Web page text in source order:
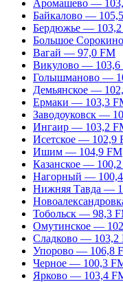
Аромашево —
Байкалово —
Бердюжье —
Большое
Вагай — 97,0 FM
Викулово — 103,6
Голышманово —
Демьянское —
Ермаки — 103,3
Заводоуковск —
Ингаир — 103,2
Исетское — 102,9
Ишим — 104,9 FM
Казанское —
Нагорный —
Нижняя Тавда —
Тобольск — 98,3
Омутинское —
Сладково — 103,2
Упорово — 106,8
Черное — 100,3
Ярково — 103,4